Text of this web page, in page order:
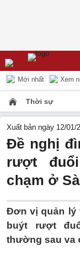
Mới nhất Xem
Thời sự
Xuất bản ngày 12/01/
Đề nghị
rượt
chạm ở
Đơn vị quản lý
buýt rượt
thường sau va